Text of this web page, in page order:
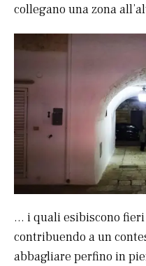
collegano una zona
… i quali esibiscono
contribuendo a un
abbagliare perfino in